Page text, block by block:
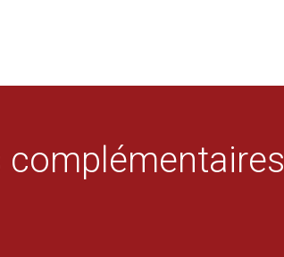
complémentaires